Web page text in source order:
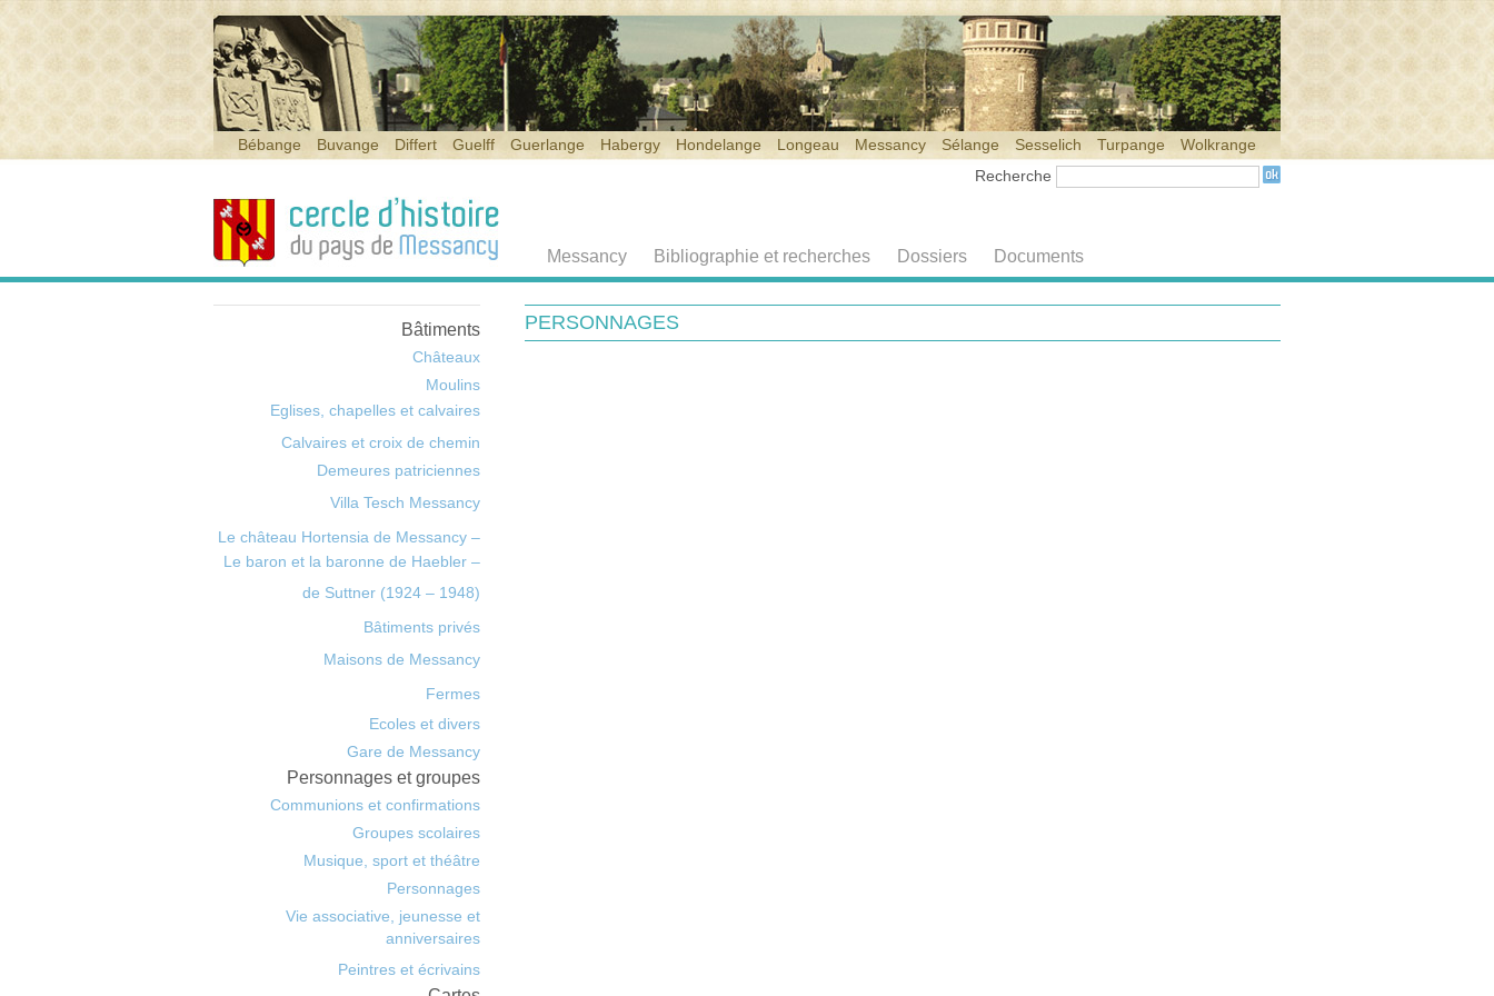
Bébange Buvange Differt Guelff Guerlange Habergy Hondelange Longeau Messancy Sélange Sesselich Turpange Wolkrange
Messancy Bibliographie et recherches Dossiers Documents
Recherche
Bâtiments
Châteaux
Moulins
Eglises, chapelles et calvaires
Calvaires et croix de chemin
Demeures patriciennes
Villa Tesch Messancy
Le château Hortensia de Messancy –
Le baron et la baronne de Haebler –
de Suttner (1924 – 1948)
Bâtiments privés
Maisons de Messancy
Fermes
Ecoles et divers
Gare de Messancy
Personnages et groupes
Communions et confirmations
Groupes scolaires
Musique, sport et théâtre
Personnages
Vie associative, jeunesse et
anniversaires
Peintres et écrivains
PERSONNAGES